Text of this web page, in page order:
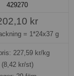
429270
kr
= 1*24x37 g
227,59kr/kg
(8,42 kr/st)